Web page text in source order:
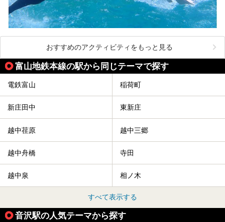
おすすめのアクティビティをもっと見る
富山地鉄本線の駅から同じテーマで探す
電鉄富山 稲荷町
新庄田中 東新庄
越中荏原 越中三郷
越中舟橋 寺田
越中泉 相ノ木
すべて表示する
音沢駅の人気テーマから探す